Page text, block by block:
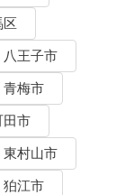
区
八王子市
青梅市
田市
東村山市
狛江市